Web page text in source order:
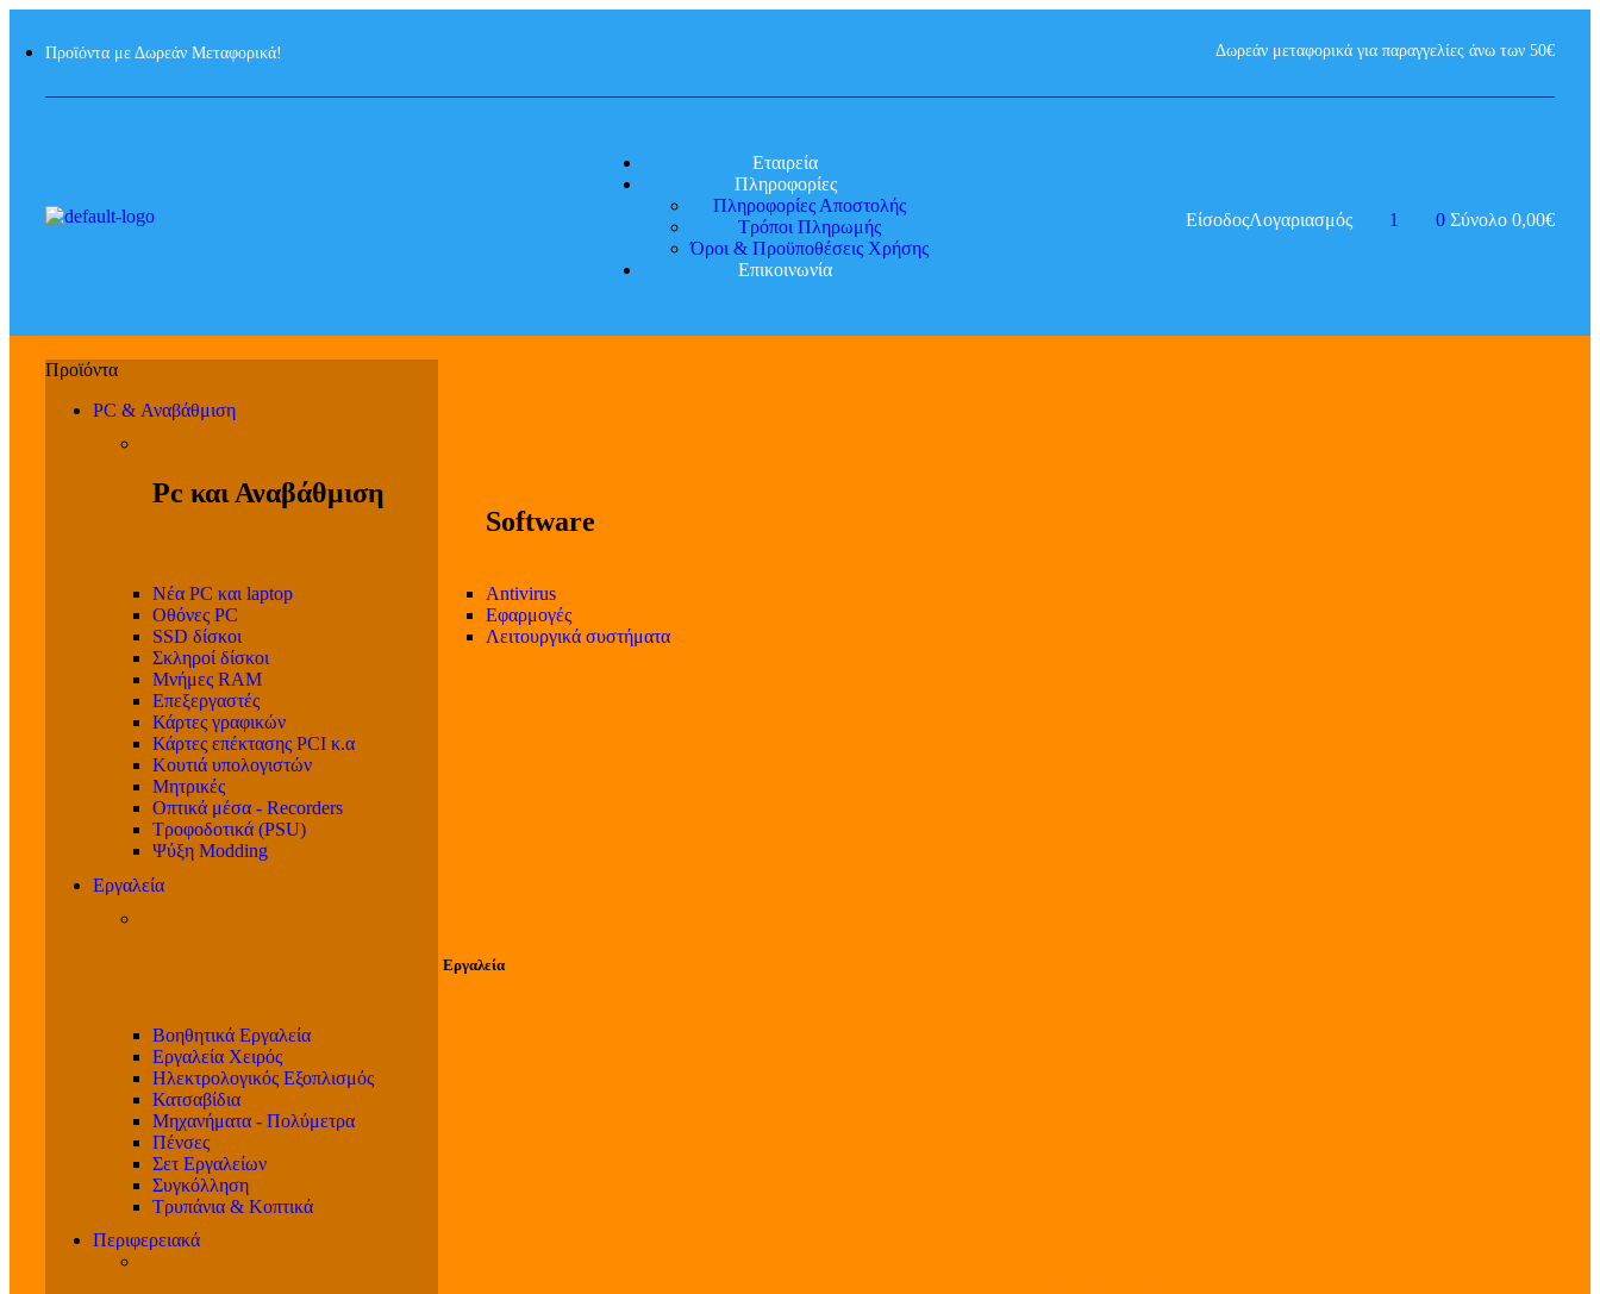
Προϊόντα με Δωρεάν Μεταφορικά! Δωρεάν μεταφορικά για παραγγελίες άνω των 50€
Εταιρεία
Πληροφορίες
Πληροφορίες Αποστολής
Τρόποι Πληρωμής
Όροι & Προϋποθέσεις Χρήσης
Επικοινωνία
ΕίσοδοςΛογαριασμός 1 0 Σύνολο 0,00€
PC & Αναβάθμιση
Pc και Αναβάθμιση
Software
Νέα PC και laptop
Οθόνες PC
SSD δίσκοι
Σκληροί δίσκοι
Μνήμες RAM
Επεξεργαστές
Κάρτες γραφικών
Κάρτες επέκτασης PCI κ.α
Κουτιά υπολογιστών
Μητρικές
Οπτικά μέσα - Recorders
Τροφοδοτικά (PSU)
Ψύξη Modding
Antivirus
Εφαρμογές
Λειτουργικά συστήματα
Εργαλεία
Εργαλεία
Βοηθητικά Εργαλεία
Εργαλεία Χειρός
Ηλεκτρολογικός Εξοπλισμός
Κατσαβίδια
Μηχανήματα - Πολύμετρα
Πένσες
Σετ Εργαλείων
Συγκόλληση
Τρυπάνια & Κοπτικά
Περιφερειακά